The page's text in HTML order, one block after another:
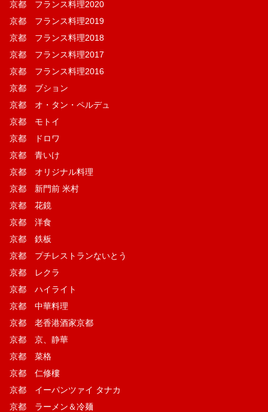
京都 フランス料理2020
京都 フランス料理2019
京都 フランス料理2018
京都 フランス料理2017
京都 フランス料理2016
京都 ブション
京都 オ・タン・ペルデュ
京都 モトイ
京都 ドロワ
京都 青いけ
京都 オリジナル料理
京都 新門前 米村
京都 花鏡
京都 洋食
京都 鉄板
京都 プチレストランないとう
京都 レクラ
京都 ハイライト
京都 中華料理
京都 老香港酒家京都
京都 京、静華
京都 菜格
京都 仁修樓
京都 イーパンツァイ タナカ
京都 ラーメン＆冷麺